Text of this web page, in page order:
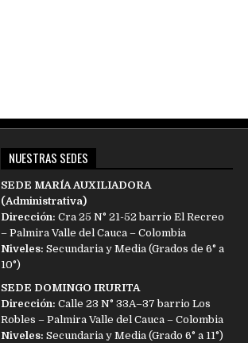
NUESTRAS SEDES
SEDE MARÍA AUXILIADORA
(Administrativa)
Dirección: Cra 25 N° 21-52 barrio El Recreo
– Palmira Valle del Cauca – Colombia
Niveles: Secundaria y Media (Grados de 6° a
10°)
SEDE DOMINGO IRURITA
Dirección: Calle 23 N° 33A–37 barrio Los
Robles – Palmira Valle del Cauca – Colombia
Niveles: Secundaria y Media (Grado 6° a 11°)